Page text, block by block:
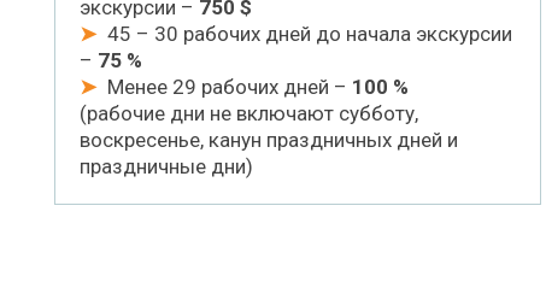
экскурсии – 750 $
➤45 – 30 рабочих дней до начала экскурсии
– 75 %
➤Менее 29 рабочих дней – 100 %
(рабочие дни не включают субботу,
воскресенье, канун праздничных дней и
праздничные дни)